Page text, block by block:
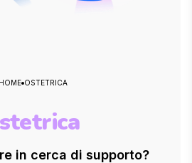
HOME OSTETRICA
in cerca di supporto?